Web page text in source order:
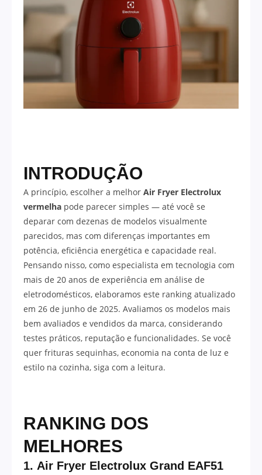
INTRODUÇÃO
A princípio, escolher a melhor Air Fryer Electrolux
vermelha pode parecer simples — até você se
deparar com dezenas de modelos visualmente
parecidos, mas com diferenças importantes em
potência, eficiência energética e capacidade real.
Pensando nisso, como especialista em tecnologia com
mais de 20 anos de experiência em análise de
eletrodomésticos, elaboramos este ranking atualizado
em 26 de junho de 2025. Avaliamos os modelos mais
bem avaliados e vendidos da marca, considerando
testes práticos, reputação e funcionalidades. Se você
quer frituras sequinhas, economia na conta de luz e
estilo na cozinha, siga com a leitura.
RANKING DOS
MELHORES
1. Air Fryer Electrolux Grand EAF51